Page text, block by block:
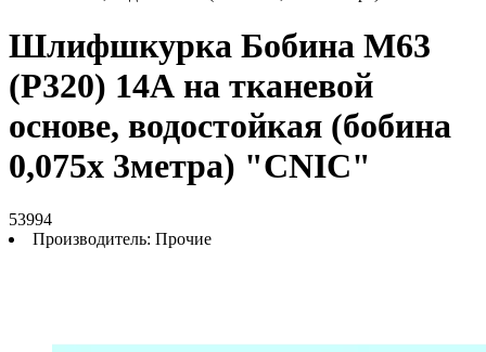
Шлифшкурка Бобина М63
(P320) 14А на тканевой
основе, водостойкая (бобина
0,075х 3метра) "CNIC"
53994
Производитель: Прочие